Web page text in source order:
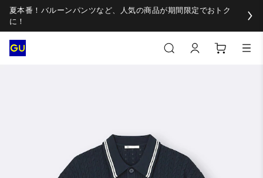
夏本番！バルーンパンツなど、人気の商品が期間限定でおトク
に！